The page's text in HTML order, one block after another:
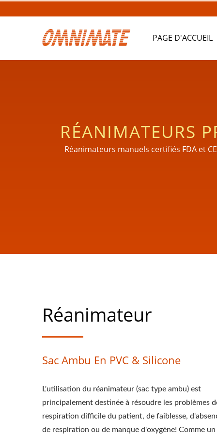
PAGE D'ACCUEIL
RÉANIMATEURS
LES
Réanimateurs manuels certifiés FDA et
Réanimateur
Sac Ambu En PVC & Silicone
L'utilisation du réanimateur (sac type ambu) est
principalement destinée à résoudre les problèmes
respiration difficile du patient, de faiblesse,
de respiration ou de manque d'oxygène! Comme un